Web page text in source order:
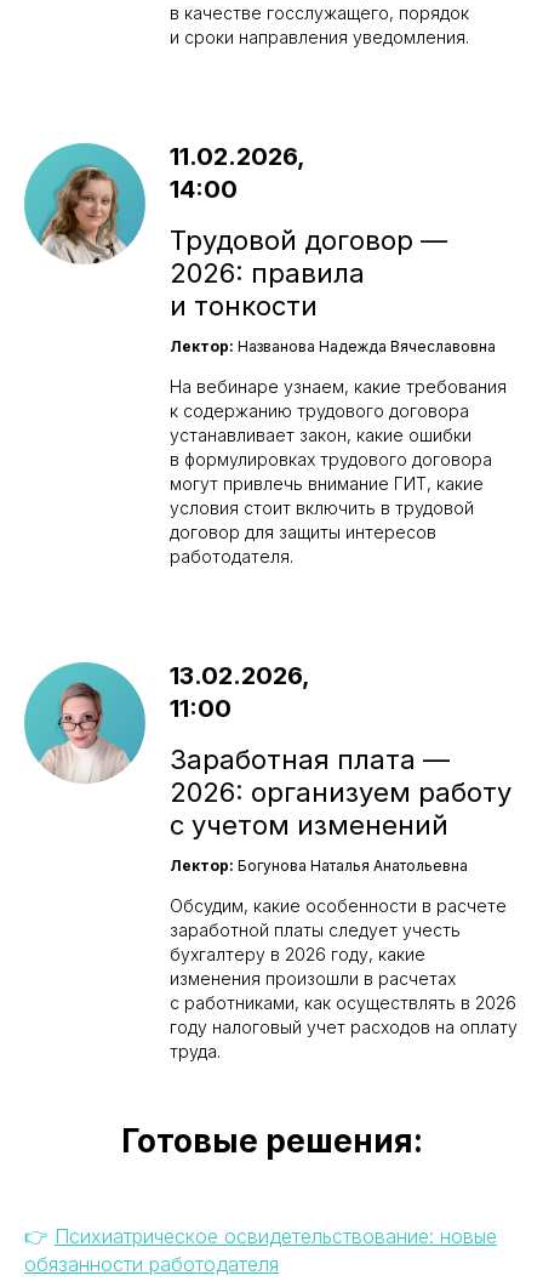
в качестве госслужащего, порядок
и сроки направления уведомления.
11.02.2026,
14:00
Трудовой договор —
2026: правила
и тонкости
Лектор: Названова Надежда Вячеславовна
На вебинаре узнаем, какие требования
к содержанию трудового договора
устанавливает закон, какие ошибки
в формулировках трудового договора
могут привлечь внимание ГИТ, какие
условия стоит включить в трудовой
договор для защиты интересов
работодателя.
13.02.2026,
11:00
Заработная плата —
2026: организуем работу
с учетом изменений
Лектор: Богунова Наталья Анатольевна
Обсудим, какие особенности в расчете
заработной платы следует учесть
бухгалтеру в 2026 году, какие
изменения произошли в расчетах
с работниками, как осуществлять в 2026
году налоговый учет расходов на оплату
труда.
Готовые решения:
👉 Психиатрическое освидетельствование: новые
обязанности работодателя